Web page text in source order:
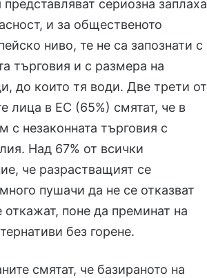
сериозна заплаха
и за общественото
ниво, те не са запознати с
търговия и с размера на
до които тя води. Две трети от
лица в ЕС (65%) смятат, че в
незаконната търговия с
Над 67% от всички
че разрастващият се
пушачи да не се отказват
поне да преминат на
без горене.
смятат, че базираното на